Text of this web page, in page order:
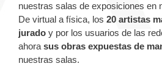
nuestras salas de exposiciones en
De virtual a física, los 20 artistas
jurado y por los usuarios de las
ahora sus obras expuestas de
nuestras salas.